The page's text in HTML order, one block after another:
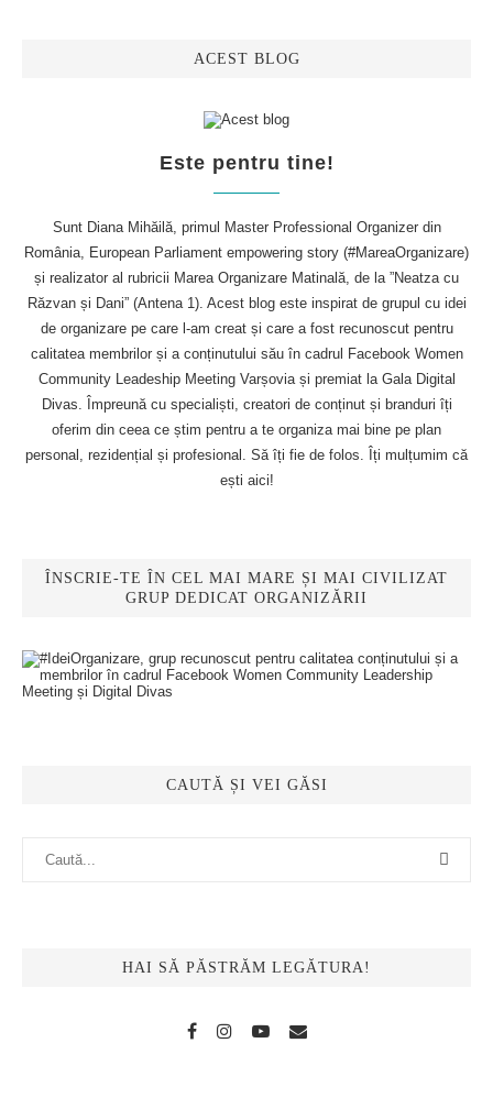
ACEST BLOG
Este pentru tine!
Sunt Diana Mihăilă, primul Master Professional Organizer din
România, European Parliament empowering story (#MareaOrganizare)
și realizator al rubricii Marea Organizare Matinală, de la ”Neatza cu
Răzvan și Dani” (Antena 1). Acest blog este inspirat de grupul cu idei
de organizare pe care l-am creat și care a fost recunoscut pentru
calitatea membrilor și a conținutului său în cadrul Facebook Women
Community Leadeship Meeting Varșovia și premiat la Gala Digital
Divas. Împreună cu specialiști, creatori de conținut și branduri îți
oferim din ceea ce știm pentru a te organiza mai bine pe plan
personal, rezidențial și profesional. Să îți fie de folos. Îți mulțumim că
ești aici!
ÎNSCRIE-TE ÎN CEL MAI MARE ȘI MAI CIVILIZAT
GRUP DEDICAT ORGANIZĂRII
CAUTĂ ȘI VEI GĂSI
HAI SĂ PĂSTRĂM LEGĂTURA!